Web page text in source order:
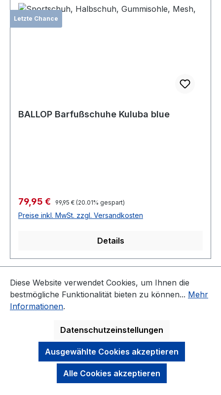
Letzte Chance
BALLOP Barfußschuhe Kuluba blue
Verkaufspreis:
79,95 € Regulärer Preis:
99,95 € (20.01% gespart)
Preise inkl. MwSt. zzgl. Versandkosten
Details
Seite
1 Seite
2
KONTAKT
NEWSLETTER
Diese Website verwendet Cookies, um Ihnen die
bestmögliche Funktionalität bieten zu können... Mehr
Informationen.
Datenschutzeinstellungen
Ausgewählte Cookies akzeptieren
Alle Cookies akzeptieren